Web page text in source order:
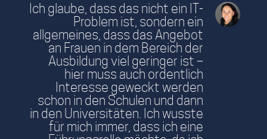
Ich glaube, dass das nicht ein IT-
Problem ist, sondern ein
allgemeines, dass das Angebot
an Frauen in dem Bereich der
Ausbildung viel geringer ist –
hier muss auch ordentlich
Interesse geweckt werden
schon in den Schulen und dann
in den Universitäten. Ich wusste
für mich immer, dass ich eine